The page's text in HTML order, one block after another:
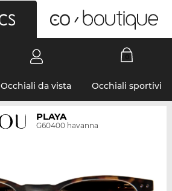
Occhiali da vista Occhiali sportivi
PLAYA
G60400 havanna